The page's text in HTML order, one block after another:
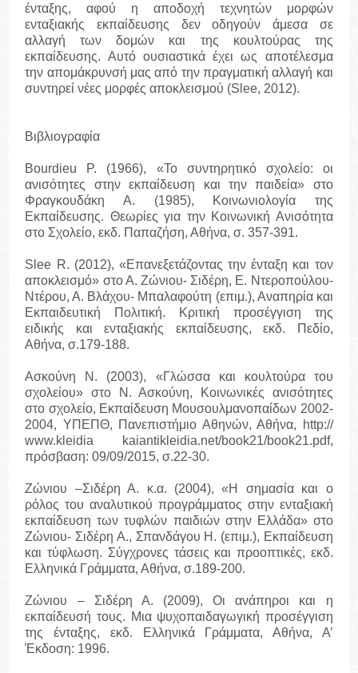
ένταξης, αφού η αποδοχή τεχνητών μορφών
ενταξιακής εκπαίδευσης δεν οδηγούν άμεσα σε
αλλαγή των δομών και της κουλτούρας της
εκπαίδευσης. Αυτό ουσιαστικά έχει ως αποτέλεσμα
την απομάκρυνσή μας από την πραγματική αλλαγή και
συντηρεί νέες μορφές αποκλεισμού (Slee, 2012).
Βιβλιογραφία
Bourdieu P. (1966), «Το συντηρητικό σχολείο: οι
ανισότητες στην εκπαίδευση και την παιδεία» στο
Φραγκουδάκη Α. (1985), Κοινωνιολογία της
Εκπαίδευσης. Θεωρίες για την Κοινωνική Ανισότητα
στο Σχολείο, εκδ. Παπαζήση, Αθήνα, σ. 357-391.
Slee R. (2012), «Επανεξετάζοντας την ένταξη και τον
αποκλεισμό» στο Α. Ζώνιου- Σιδέρη, Ε. Ντεροπούλου-
Ντέρου, Α. Βλάχου- Μπαλαφούτη (επιμ.), Αναπηρία και
Εκπαιδευτική Πολιτική. Κριτική προσέγγιση της
ειδικής και ενταξιακής εκπαίδευσης, εκδ. Πεδίο,
Αθήνα, σ.179-188.
Ασκούνη Ν. (2003), «Γλώσσα και κουλτούρα του
σχολείου» στο Ν. Ασκούνη, Κοινωνικές ανισότητες
στο σχολείο, Εκπαίδευση Μουσουλμανοπαίδων 2002-
2004, ΥΠΕΠΘ, Πανεπιστήμιο Αθηνών, Αθήνα, http://
www.kleidia kaiantikleidia.net/book21/book21.pdf,
πρόσβαση: 09/09/2015, σ.22-30.
Ζώνιου –Σιδέρη Α. κ.α. (2004), «Η σημασία και ο
ρόλος του αναλυτικού προγράμματος στην ενταξιακή
εκπαίδευση των τυφλών παιδιών στην Ελλάδα» στο
Ζώνιου- Σιδέρη Α., Σπανδάγου Η. (επιμ.), Εκπαίδευση
και τύφλωση. Σύγχρονες τάσεις και προοπτικές, εκδ.
Ελληνικά Γράμματα, Αθήνα, σ.189-200.
Ζώνιου – Σιδέρη Α. (2009), Οι ανάπηροι και η
εκπαίδευσή τους. Μια ψυχοπαιδαγωγική προσέγγιση
της ένταξης, εκδ. Ελληνικά Γράμματα, Αθήνα, Α’
Έκδοση: 1996.